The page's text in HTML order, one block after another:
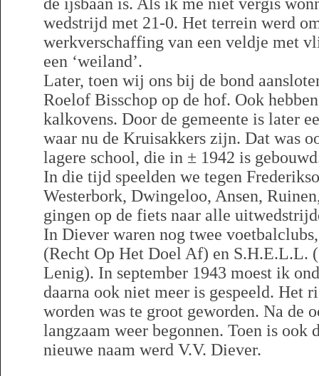
wedstrijd met 21-0. Het terrein werd
werkverschaffing van een veldje met
een ‘weiland’.
Later, toen wij ons bij de bond
Roelof Bisschop op de hof. Ook
kalkovens. Door de gemeente is later
waar nu de Kruisakkers zijn. Dat was
lagere school, die in ± 1942 is
In die tijd speelden we tegen
Westerbork, Dwingeloo, Ansen,
gingen op de fiets naar alle
In Diever waren nog twee
(Recht Op Het Doel Af) en S.H.E.L.L.
Lenig). In september 1943 moest ik
daarna ook niet meer is gespeeld. Het
worden was te groot geworden. Na de
langzaam weer begonnen. Toen is ook
nieuwe naam werd V.V. Diever.